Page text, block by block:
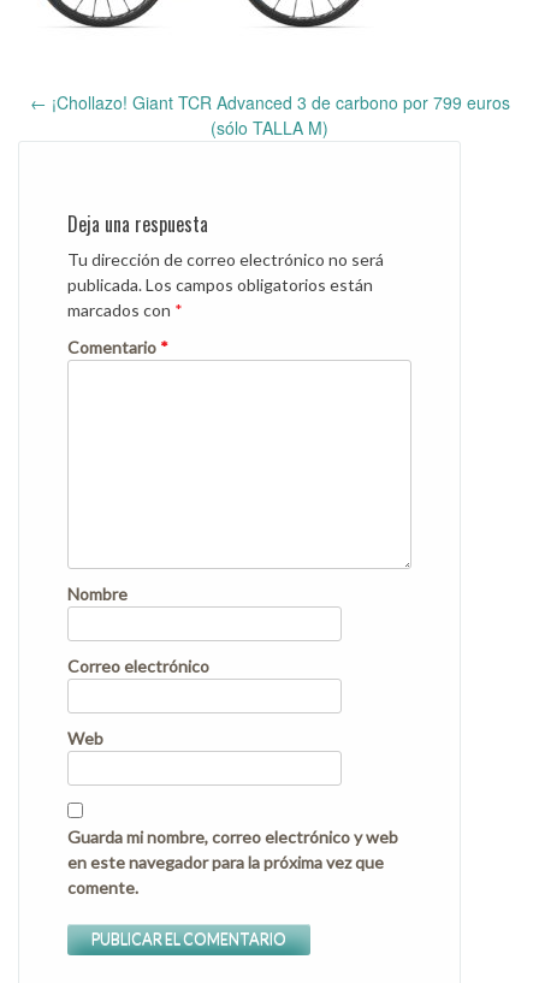
navigation
← ¡Chollazo! Giant TCR Advanced 3 de carbono por 799 euros
(sólo TALLA M)
Deja una respuesta
Tu dirección de correo electrónico no será
publicada.Los campos obligatorios están
marcados con *
Comentario *
Nombre
Correo electrónico
Web
Guarda mi nombre, correo electrónico y web
en este navegador para la próxima vez que
comente.